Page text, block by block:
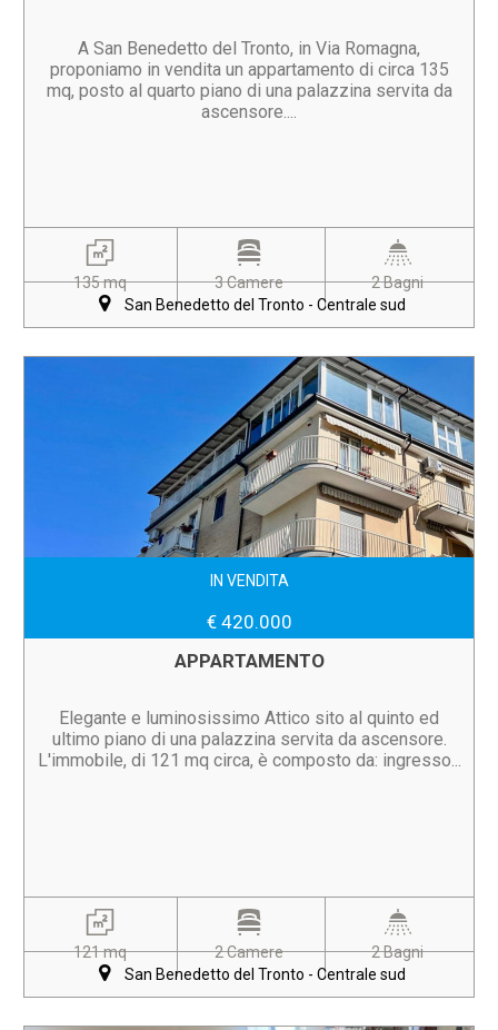
A San Benedetto del Tronto, in Via Romagna,
proponiamo in vendita un appartamento di circa 135
mq, posto al quarto piano di una palazzina servita da
ascensore....
135 mq 3 Camere
2 Bagni
San Benedetto del Tronto - Centrale sud
IN VENDITA
€ 420.000
APPARTAMENTO
Elegante e luminosissimo Attico sito al quinto ed
ultimo piano di una palazzina servita da ascensore.
L'immobile, di 121 mq circa, è composto da: ingresso...
121 mq 2 Camere
2 Bagni
San Benedetto del Tronto - Centrale sud